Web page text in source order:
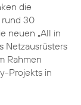
die
30
neuen „All in
Netzausrüsters
Rahmen
Projekts in